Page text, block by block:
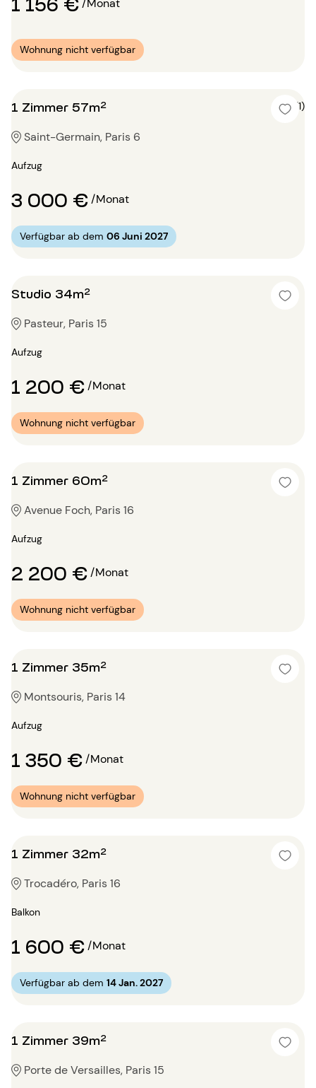
/Monat
Wohnung nicht verfügbar
1 Zimmer 57m² 5 (1)
Saint-Germain, Paris 6
Aufzug
3 000 €/Monat
Verfügbar ab dem 06 Juni 2027
Studio 34m²
Pasteur, Paris 15
Aufzug
1 200 €/Monat
Wohnung nicht verfügbar
1 Zimmer 60m²
Avenue Foch, Paris 16
Aufzug
2 200 €/Monat
Wohnung nicht verfügbar
1 Zimmer 35m²
Montsouris, Paris 14
Aufzug
1 350 €/Monat
Wohnung nicht verfügbar
1 Zimmer 32m²
Trocadéro, Paris 16
Balkon
1 600 €/Monat
Verfügbar ab dem 14 Jan. 2027
1 Zimmer 39m²
Porte de Versailles, Paris 15